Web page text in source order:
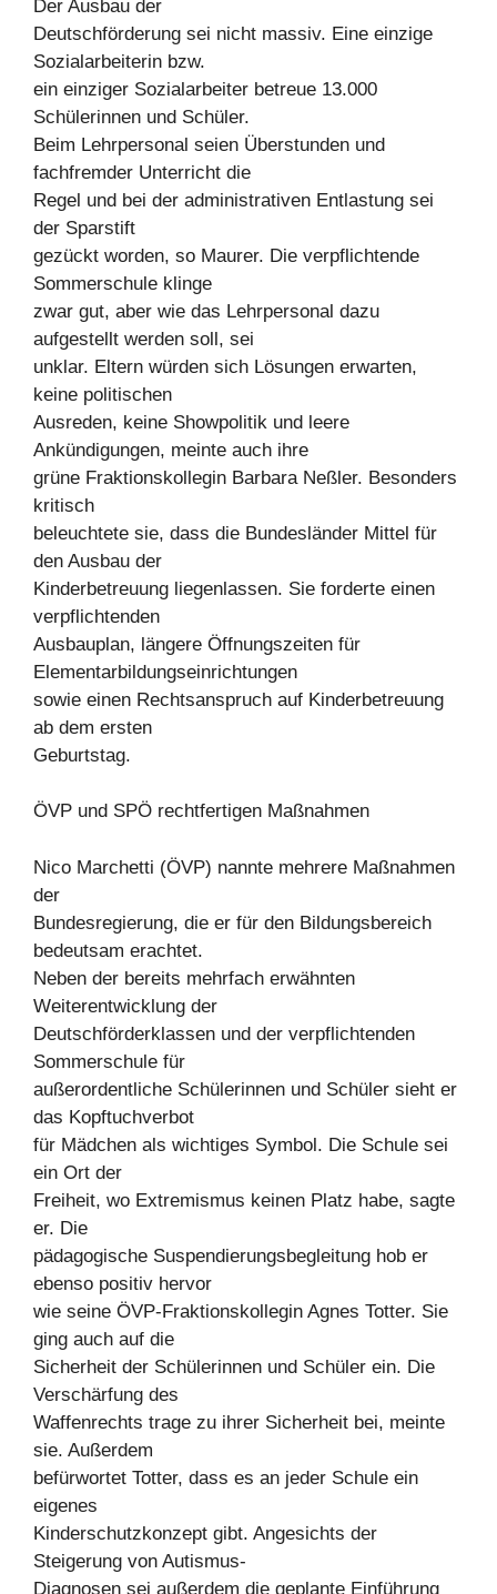
Der Ausbau der
Deutschförderung sei nicht massiv. Eine einzige
Sozialarbeiterin bzw.
ein einziger Sozialarbeiter betreue 13.000
Schülerinnen und Schüler.
Beim Lehrpersonal seien Überstunden und
fachfremder Unterricht die
Regel und bei der administrativen Entlastung sei
der Sparstift
gezückt worden, so Maurer. Die verpflichtende
Sommerschule klinge
zwar gut, aber wie das Lehrpersonal dazu
aufgestellt werden soll, sei
unklar. Eltern würden sich Lösungen erwarten,
keine politischen
Ausreden, keine Showpolitik und leere
Ankündigungen, meinte auch ihre
grüne Fraktionskollegin Barbara Neßler. Besonders
kritisch
beleuchtete sie, dass die Bundesländer Mittel für
den Ausbau der
Kinderbetreuung liegenlassen. Sie forderte einen
verpflichtenden
Ausbauplan, längere Öffnungszeiten für
Elementarbildungseinrichtungen
sowie einen Rechtsanspruch auf Kinderbetreuung
ab dem ersten
Geburtstag.
ÖVP und SPÖ rechtfertigen Maßnahmen
Nico Marchetti (ÖVP) nannte mehrere Maßnahmen
der
Bundesregierung, die er für den Bildungsbereich
bedeutsam erachtet.
Neben der bereits mehrfach erwähnten
Weiterentwicklung der
Deutschförderklassen und der verpflichtenden
Sommerschule für
außerordentliche Schülerinnen und Schüler sieht er
das Kopftuchverbot
für Mädchen als wichtiges Symbol. Die Schule sei
ein Ort der
Freiheit, wo Extremismus keinen Platz habe, sagte
er. Die
pädagogische Suspendierungsbegleitung hob er
ebenso positiv hervor
wie seine ÖVP-Fraktionskollegin Agnes Totter. Sie
ging auch auf die
Sicherheit der Schülerinnen und Schüler ein. Die
Verschärfung des
Waffenrechts trage zu ihrer Sicherheit bei, meinte
sie. Außerdem
befürwortet Totter, dass es an jeder Schule ein
eigenes
Kinderschutzkonzept gibt. Angesichts der
Steigerung von Autismus-
Diagnosen sei außerdem die geplante Einführung